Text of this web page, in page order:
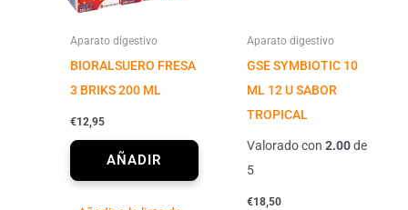
Aparato digestivo
BIORALSUERO FRESA
3 BRIKS 200 ML
€12,95
Aparato digestivo
GSE SYMBIOTIC 10
ML 12 U SABOR
TROPICAL
Valorado con 2.00de
5
€18,50